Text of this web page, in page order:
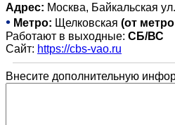
Адрес: Москва, Байкальская
• Метро: Щелковская (от
Работают в выходные: СБ/ВС
Сайт: https://cbs-vao.ru
Внесите дополнительную